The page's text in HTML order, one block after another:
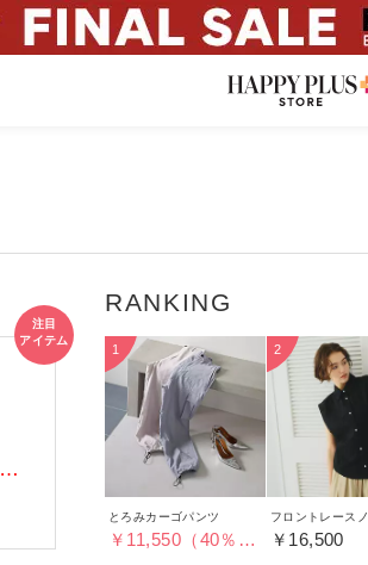
￥11,550（40％OFF）
とろみカーゴパンツ
￥11,550（40％OFF） ￥16,500